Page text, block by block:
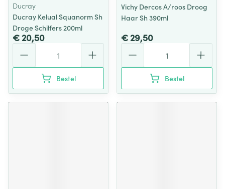
Ducray
Ducray Kelual Squanorm Sh
Droge Schilfers 200ml
€ 20,50
Bestel
Vichy Dercos A/roos Droog
Haar Sh 390ml
€ 29,50
Bestel